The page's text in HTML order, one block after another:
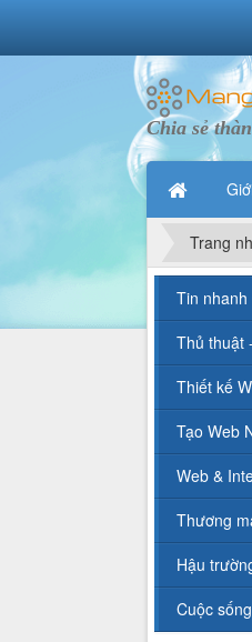
Chia sẻ
Trang
Tin
Thủ thuật
Thiết kế
Tạo Web
Web &
Thương
Hậu
Cuộc